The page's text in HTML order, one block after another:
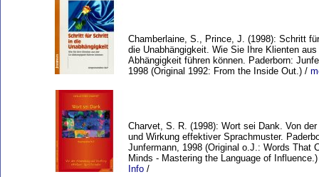
Chamberlaine, S., Prince, J. (1998): Schritt
die Unabhängigkeit. Wie Sie Ihre Klienten aus
Abhängigkeit führen können. Paderborn:
1998 (Original 1992: From the Inside Out.) /
Charvet, S. R. (1998): Wort sei Dank. Von der
und Wirkung effektiver Sprachmuster.
Junfermann, 1998 (Original o.J.: Words That
Minds - Mastering the Language of
Info /